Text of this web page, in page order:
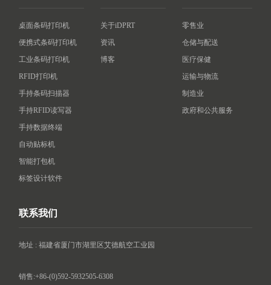
桌面条码打印机
便携式条码打印机
工业条码打印机
RFID打印机
手持条码扫描器
手持RFID读写器
手持数据终端
自动贴标机
智能打包机
标签设计软件
关于iDPRT
资讯
博客
零售业
仓储与配送
医疗保健
运输与物流
制造业
政府和公共服务
联系我们
地址 : 福建省厦门市湖里区艾德航空工业园
销售:+86-(0)592-5932505-6308